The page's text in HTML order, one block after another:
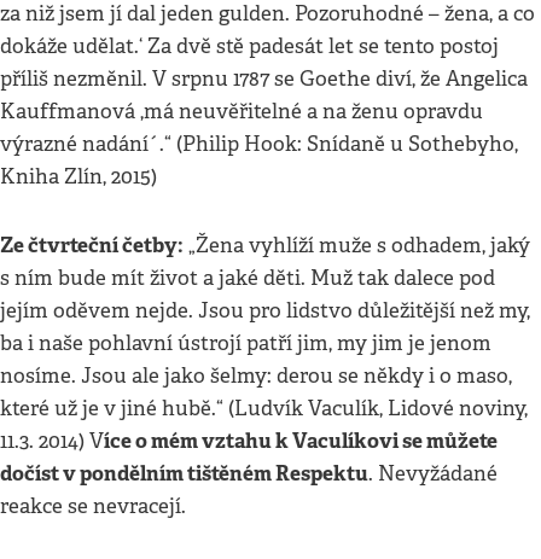
za niž jsem jí dal jeden gulden. Pozoruhodné – žena, a co
dokáže udělat.‘ Za dvě stě padesát let se tento postoj
příliš nezměnil. V srpnu 1787 se Goethe diví, že Angelica
Kauffmanová ,má neuvěřitelné a na ženu opravdu
výrazné nadání´.“ (Philip Hook: Snídaně u Sothebyho,
Kniha Zlín, 2015)
Ze čtvrteční četby: „Žena vyhlíží muže s odhadem, jaký
s ním bude mít život a jaké děti. Muž tak dalece pod
jejím oděvem nejde. Jsou pro lidstvo důležitější než my,
ba i naše pohlavní ústrojí patří jim, my jim je jenom
nosíme. Jsou ale jako šelmy: derou se někdy i o maso,
které už je v jiné hubě.“ (Ludvík Vaculík, Lidové noviny,
11.3. 2014) Více o mém vztahu k Vaculíkovi se můžete
dočíst v pondělním tištěném Respektu. Nevyžádané
reakce se nevracejí.